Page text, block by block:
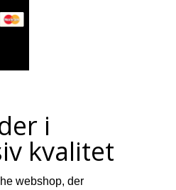
i
kvalitet
webshop, der